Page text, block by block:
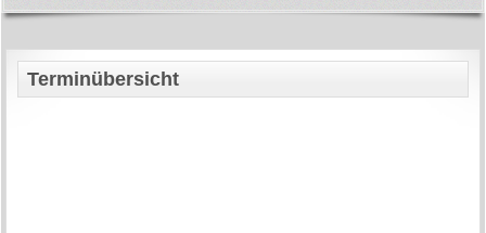
Terminübersicht